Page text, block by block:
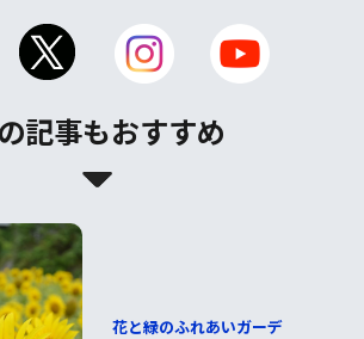
記事もおすすめ
花と緑のふれあいガーデ